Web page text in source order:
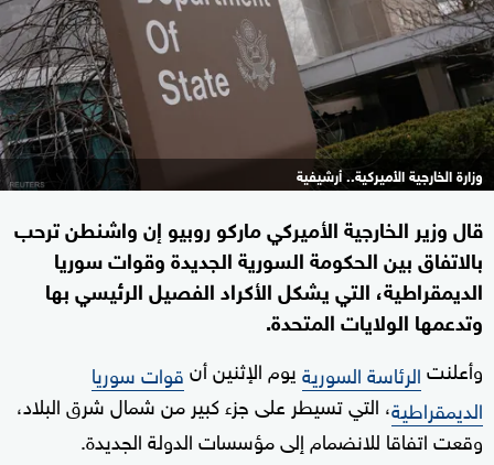
وزارة الخارجية الأميركية.. أرشيفية
قال وزير الخارجية الأميركي ماركو روبيو إن واشنطن ترحب
بالاتفاق بين الحكومة السورية الجديدة وقوات سوريا
الديمقراطية، التي يشكل الأكراد الفصيل الرئيسي بها
وتدعمها الولايات المتحدة.
وأعلنتالرئاسة السوريةيوم الإثنين أنقوات سوريا
الديمقراطية، التي تسيطر على جزء كبير من شمال شرق البلاد،
وقعت اتفاقا للانضمام إلى مؤسسات الدولة الجديدة.